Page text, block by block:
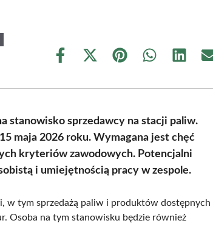
Share
Share
(Twitter)
Share Share Share
stanowisko sprzedawcy na stacji paliw.
maja 2026 roku. Wymagana jest chęć
kryteriów zawodowych. Potencjalni
i umiejętnością pracy w zespole.
w tym sprzedażą paliw i produktów dostępnych
Osoba na tym stanowisku będzie również